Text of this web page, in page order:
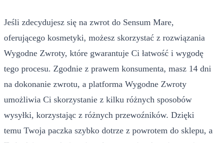
Jeśli zdecydujesz się na zwrot do Sensum Mare,
oferującego kosmetyki, możesz skorzystać z rozwiązania
Wygodne Zwroty, które gwarantuje Ci łatwość i wygodę
tego procesu. Zgodnie z prawem konsumenta, masz 14 dni
na dokonanie zwrotu, a platforma Wygodne Zwroty
umożliwia Ci skorzystanie z kilku różnych sposobów
wysyłki, korzystając z różnych przewoźników. Dzięki
temu Twoja paczka szybko dotrze z powrotem do sklepu, a